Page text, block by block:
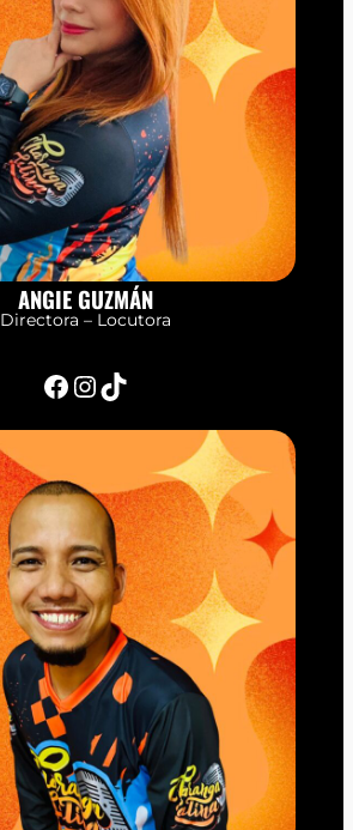
ANGIE GUZMÁN
Directora – Locutora
Facebook InstagramTikTok